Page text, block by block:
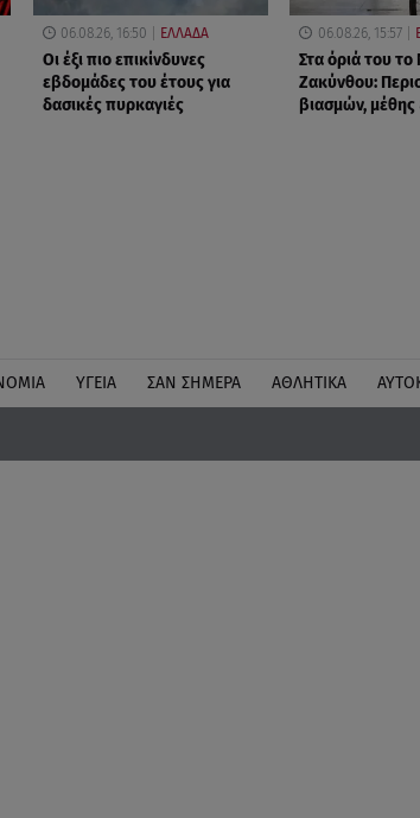
06.08.26, 16:50 ΕΛΛΑΔΑ
Οι έξι πιο επικίνδυνες
εβδομάδες του έτους για
δασικές πυρκαγιές
06.08.26, 15:57
Στα όριά του
Ζακύνθου:
βιασμών, μέθης
ΥΓΕΙΑ ΣΑΝ ΣΗΜΕΡΑ ΑΘΛΗΤΙΚΑ